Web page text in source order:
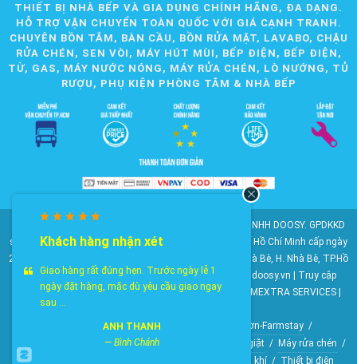
THIẾT BỊ NHÀ BẾP VÀ GIA DỤNG CHÍNH HÃNG, ĐA DẠNG.
HỖ TRỢ VẬN CHUYỂN TOÀN QUỐC VỚI GIÁ CẠNH TRANH.
CHUYÊN BỒN TẮM, BÀN CẦU, BỒN RỬA MẶT, LAVABO, CHẬU
RỬA CHÉN, SEN VÒI, MÁY HÚT MÙI, BẾP ĐIỆN, BẾP ĐIỆN,
TỪ, GAS, MÁY NƯỚC NÓNG, MÁY RỬA CHÉN, LÒ NƯỚNG, TỦ
RƯỢU, PHỤ KIỆN PHÒNG TẮM & NHÀ BẾP
© 2010-2025 Bản quyền nội dung thuộc về CÔNG TY TNHH DOOSY. GPDKKD
số: 0311.807.893 do Sở Kế hoạch và Đầu tư Thành phố Hồ Chí Minh cấp ngày
28/05/2012. Địa chỉ: 2023 Huỳnh Tấn Phát, KP6, TT. Nhà Bè, H. Nhà Bè, TP.Hồ
Chí Minh. Điện thoại: 028 22 147 801. Email: doosy@doosy.vn | Truy cập
website cùng công ty:Trang Dịch Vụ Khách Hàng
- HOMEXTRA SERVICES |
HomeXtra Basics / Gói Combo Mộc-Nhà vườn-Farmstay /
Bồn tiểu nam Vòi hồ-Vòi máy giặt / Máy rửa chén /
Máy nước nóng
Quạt điều hòa không khí / Thiết bị điện
Khách hàng nhận xét
Giao hàng rất đúng hẹn. Trước ngày lễ 1
ngày đặt hàng, mặc dù yêu cầu giao ngay
sau ...
ANH THANH
— Bình Chánh